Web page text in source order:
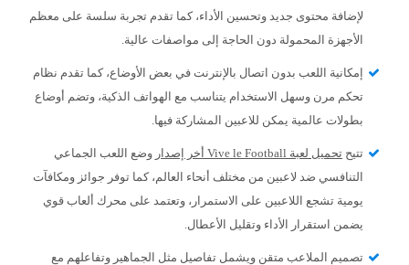
لإضافة محتوى جديد وتحسين الأداء، كما تقدم تجربة سلسة على معظم
الأجهزة المحمولة دون الحاجة إلى مواصفات عالية.
إمكانية اللعب بدون اتصال بالإنترنت في بعض الأوضاع، كما تقدم نظام
تحكم مرن وسهل الاستخدام يتناسب مع الهواتف الذكية، وتضم أوضاع
بطولات عالمية يمكن للاعبين المشاركة فيها.
تتيح تحميل لعبة Vive le Football أخر إصدار
وضع اللعب الجماعي
التنافسي ضد لاعبين من مختلف أنحاء العالم، كما توفر جوائز ومكافآت
يومية تشجع اللاعبين على الاستمرار، وتعتمد على محرك ألعاب قوي
يضمن استقرار الأداء وتقليل الأعطال.
تصميم الملاعب متقن ويشمل تفاصيل مثل الجماهير وتفاعلهم مع